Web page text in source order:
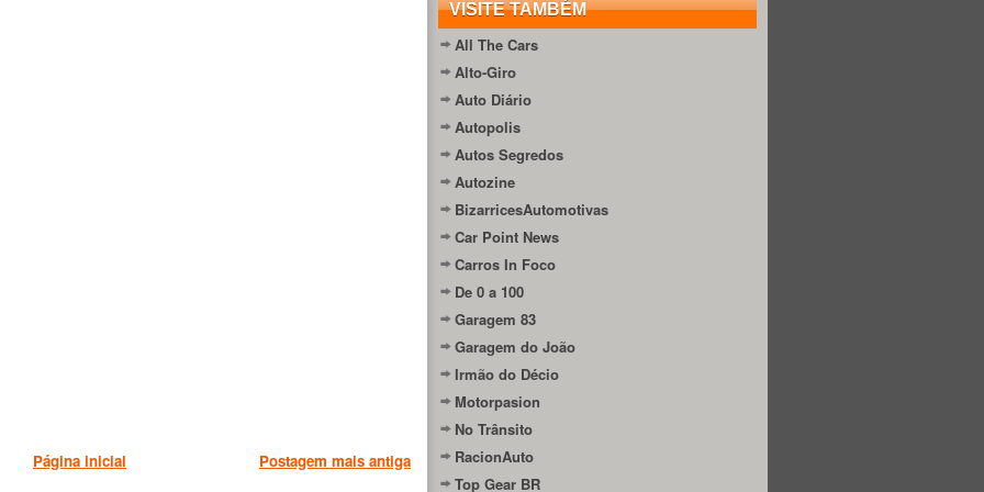
Postagem mais antiga
Página inicial
VISITE TAMBÉM
All The Cars
Alto-Giro
Auto Diário
Autopolis
Autos Segredos
Autozine
BizarricesAutomotivas
Car Point News
Carros In Foco
De 0 a 100
Garagem 83
Garagem do João
Irmão do Décio
Motorpasion
No Trânsito
RacionAuto
Top Gear BR